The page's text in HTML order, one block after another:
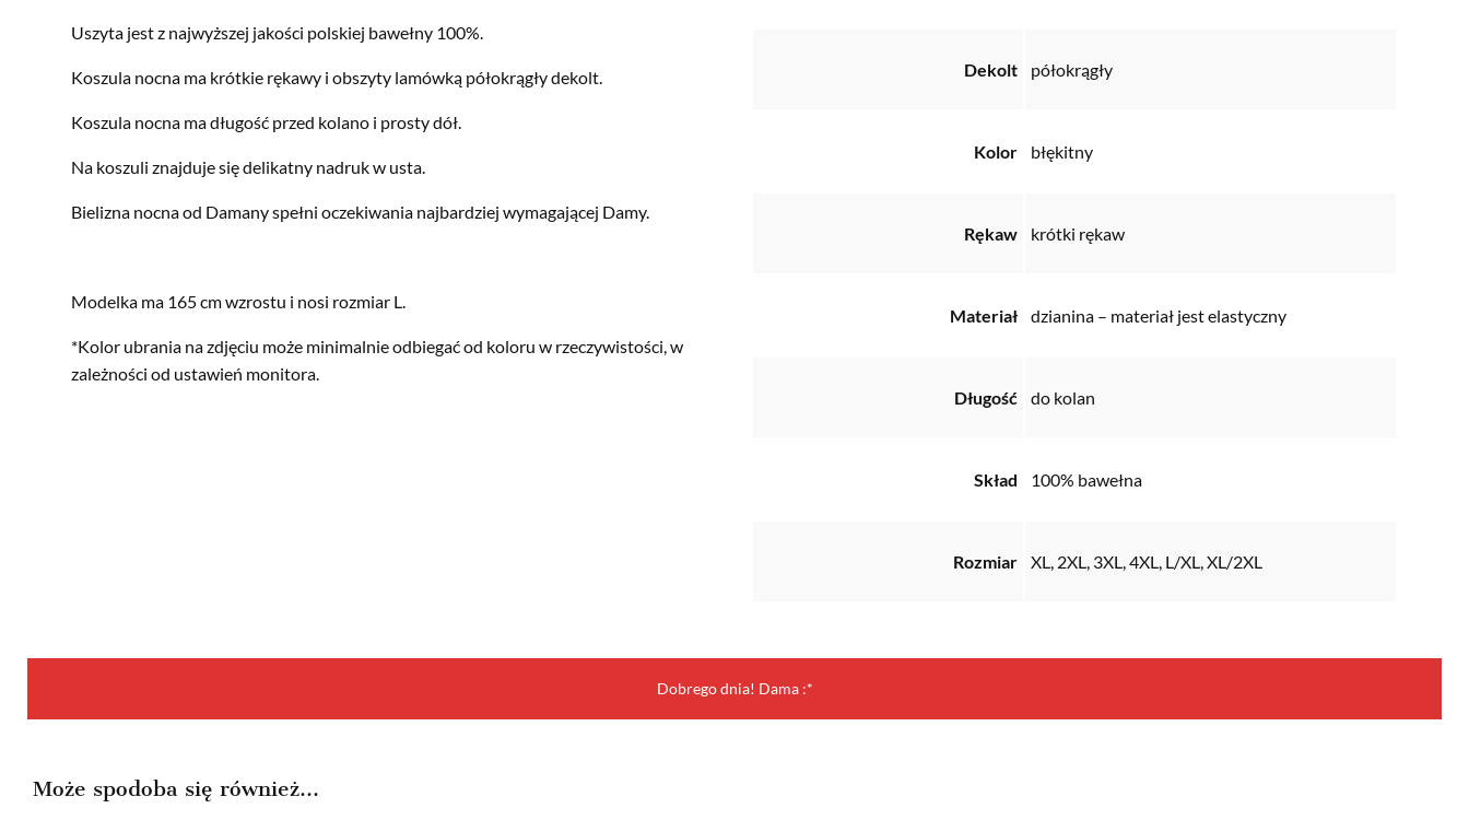
Uszyta jest z najwyższej jakości polskiej bawełny 100%.
Koszula nocna ma krótkie rękawy i obszyty lamówką półokrągły dekolt.
Koszula nocna ma długość przed kolano i prosty dół.
Na koszuli znajduje się delikatny nadruk w usta.
Bielizna nocna od Damany spełni oczekiwania najbardziej wymagającej Damy.
Modelka ma 165 cm wzrostu i nosi rozmiar L.
*Kolor ubrania na zdjęciu może minimalnie odbiegać od koloru w rzeczywistości, w
zależności od ustawień monitora.
Dekolt półokrągły
Kolor błękitny
Rękaw krótki rękaw
Materiał dzianina – materiał jest elastyczny
Długość do kolan
Skład 100% bawełna
Rozmiar XL, 2XL, 3XL, 4XL, L/XL, XL/2XL
Dobrego dnia! Dama :*
Może spodoba się również…